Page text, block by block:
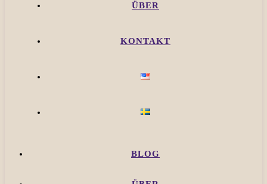
ÜBER
KONTAKT
BLOG